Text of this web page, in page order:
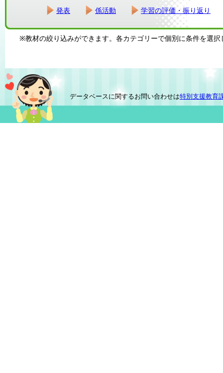
発表 係活動 学習の評価・振り返り
※教材の絞り込みができます。各カテゴリーで個別に条件を選択
データベースに関するお問い合わせは特別支援教育